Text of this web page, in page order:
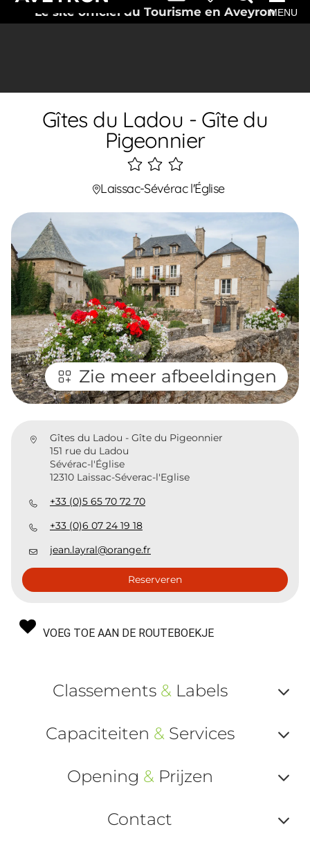
Le site officiel du Tourisme en AveyronMENU
Gîtes du Ladou - Gîte du
Pigeonnier
3
étoiles
Laissac-Sévérac l'Église
Zie meer afbeeldingen
Gîtes du Ladou - Gîte du Pigeonnier
151 rue du Ladou
Sévérac-l'Église
12310 Laissac-Séverac-l'Eglise
+33 (0)5 65 70 72 70
+33 (0)6 07 24 19 18
jean.layral@orange.fr
Reserveren
VOEG TOE AAN DE ROUTEBOEKJE
Classements & Labels
ou
Capaciteiten & Services
ou
Opening & Prijzen
ou
Contact